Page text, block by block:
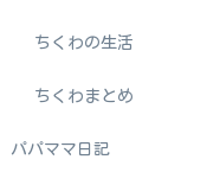
ちくわの生活
ちくわまとめ
パパママ日記